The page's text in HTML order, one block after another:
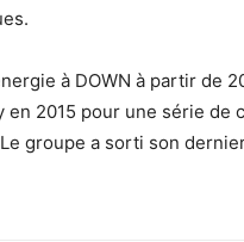
à DOWN à partir de
2015 pour une série de
groupe a sorti son